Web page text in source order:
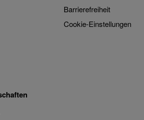
Barrierefreiheit
Cookie-Einstellungen